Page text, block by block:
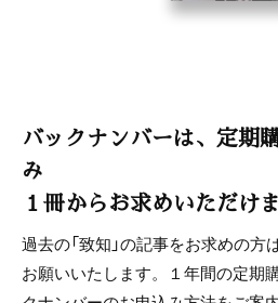
バックナンバーは、定期
み
１冊からお求めいただけ
過去の「致知」の記事をお求めの
お願いいたします。１年間の定期